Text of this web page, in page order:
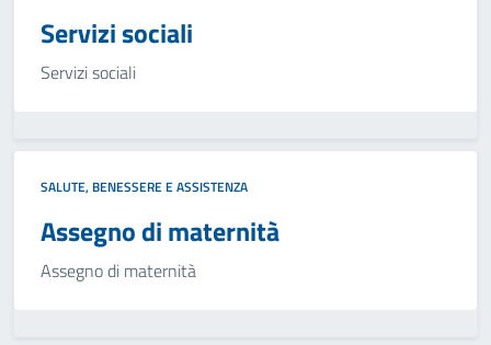
Servizi sociali
Servizi sociali
SALUTE, BENESSERE E ASSISTENZA
Assegno di maternità
Assegno di maternità